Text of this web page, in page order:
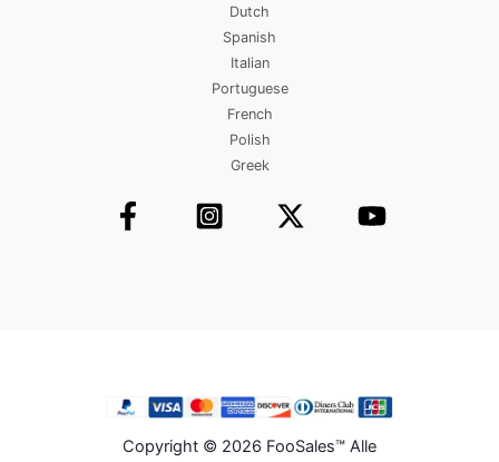
Dutch
Spanish
Italian
Portuguese
French
Polish
Greek
Copyright © 2026 FooSales™ Alle